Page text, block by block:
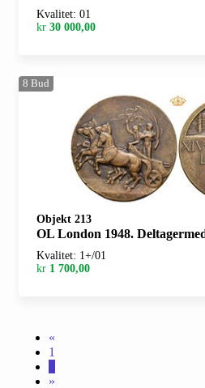
Kvalitet: 01
kr 30 000,00
8 Bud
Objekt 213
OL London 1948.
Kvalitet: 1+/01
kr 1 700,00
«
1
»